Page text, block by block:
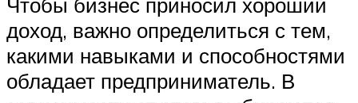
доход, важно определиться с тем,
какими навыками и способностями
обладает предприниматель. В